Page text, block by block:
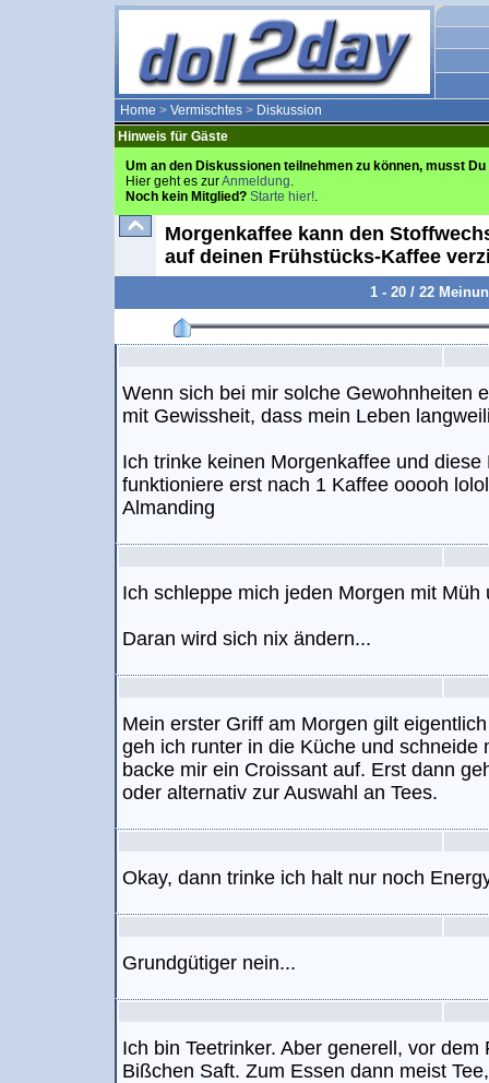
Home > Vermischtes > Diskussion
Hinweis für Gäste
Um an den Diskussionen teilnehmen zu können, musst
Hier geht es zurAnmeldung.
Noch kein Mitglied? Starte hier!.
Morgenkaffee kann den
auf deinen Frühstücks-Kaffee
1 - 20 / 22
Wenn sich bei mir solche Gewohnheiten
mit Gewissheit, dass mein Leben
Ich trinke keinen Morgenkaffee und
funktioniere erst nach 1 Kaffee ooooh
Almanding
Ich schleppe mich jeden Morgen mit
Daran wird sich nix ändern...
Mein erster Griff am Morgen gilt
geh ich runter in die Küche und schneide
backe mir ein Croissant auf. Erst dann
oder alternativ zur Auswahl an Tees.
Okay, dann trinke ich halt nur noch
Grundgütiger nein...
Ich bin Teetrinker. Aber generell, vor
Bißchen Saft. Zum Essen dann meist